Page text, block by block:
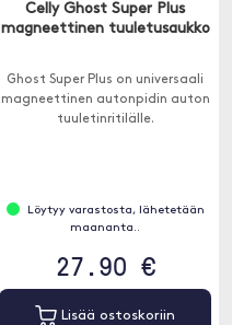
Celly Ghost Super Plus
magneettinen tuuletusaukko
Ghost Super Plus on universaali
magneettinen autonpidin auton
tuuletinritilälle.
Löytyy varastosta, lähetetään
maananta..
27.90 €
Lisää ostoskoriin